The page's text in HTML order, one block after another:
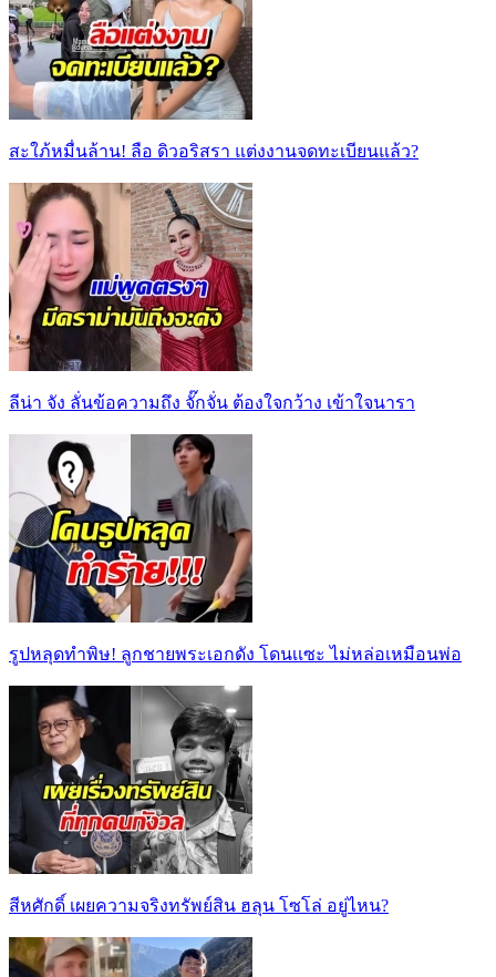
สะใภ้หมื่นล้าน! ลือ ดิวอริสรา แต่งงานจดทะเบียนแล้ว?
ลีน่า จัง ลั่นข้อความถึง จั๊กจั่น ต้องใจกว้าง เข้าใจนารา
รูปหลุดทำพิษ! ลูกชายพระเอกดัง โดนเเซะ ไม่หล่อเหมือนพ่อ
สีหศักดิ์ เผยความจริงทรัพย์สิน ฮลุน โซโล่ อยู่ไหน?